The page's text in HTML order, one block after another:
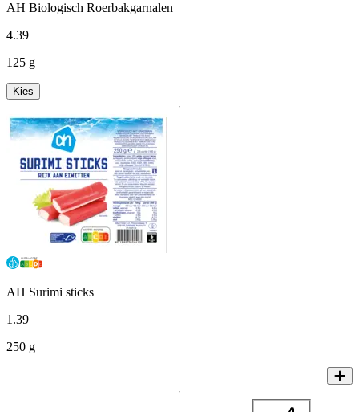
AH Biologisch Roerbakgarnalen
4.39
125 g
Kies
AH Surimi sticks
1 .39
250 g